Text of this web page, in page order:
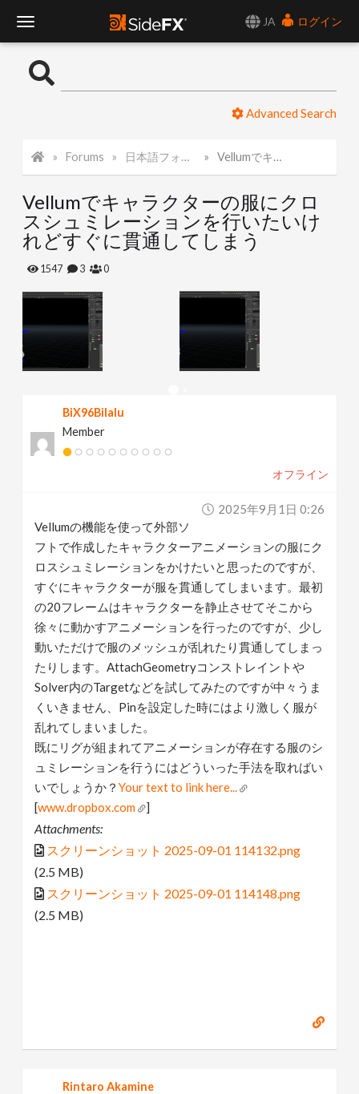
JA
ログイン
o
l
e
N
a
Advanced Search
Forums 日本語フォーラム Vellumでキャラクターの服にクロスシュミレーションを行いたいけれどすぐに貫通してしまう
Vellumでキャラクターの服にクロ
スシュミレーションを行いたいけ
れどすぐに貫通してしまう
1547 3 0
BiX96Bilalu
Member
オフライン
2025年9月1日 0:26
Vellumの機能を使って外部ソ
フトで作成したキャラクターアニメーションの服にク
ロスシュミレーションをかけたいと思ったのですが、
すぐにキャラクターが服を貫通してしまいます。最初
の20フレームはキャラクターを静止させてそこから
徐々に動かすアニメーションを行ったのですが、少し
動いただけで服のメッシュが乱れたり貫通してしまっ
たりします。AttachGeometryコンストレイントや
Solver内のTargetなどを試してみたのですが中々うま
くいきません、Pinを設定した時にはより激しく服が
乱れてしまいました。
既にリグが組まれてアニメーションが存在する服のシ
ュミレーションを行うにはどういった手法を取ればい
いでしょうか？Your text to link here...
[www.dropbox.com ]
Attachments:
スクリーンショット 2025-09-01 114132.png
(2.5 MB)
スクリーンショット 2025-09-01 114148.png
(2.5 MB)
Rintaro Akamine